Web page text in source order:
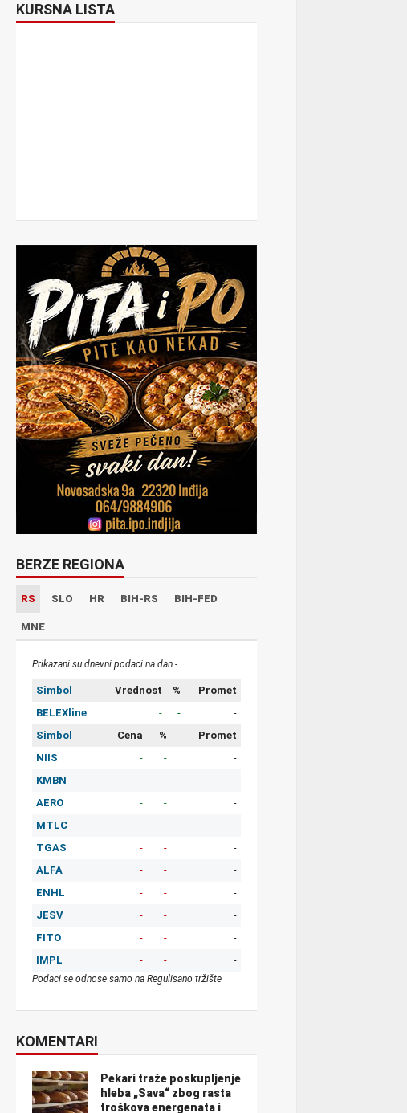
KURSNA LISTA
BERZE REGIONA
RS SLO HR BIH-RS BIH-FED
MNE
Prikazani su dnevni podaci na dan -
Simbol Vrednost %
Promet
BELEXline
- -
-
Simbol
Cena %
Promet
NIIS
- -
-
KMBN
- -
-
AERO
- -
-
MTLC
- -
-
TGAS
- -
-
ALFA
- -
-
ENHL
- -
-
JESV
- -
-
FITO
- -
-
IMPL
- - -
Podaci se odnose samo na Regulisano tržište
KOMENTARI
Pekari traže poskupljenje
hleba „Sava“ zbog rasta
troškova energenata i